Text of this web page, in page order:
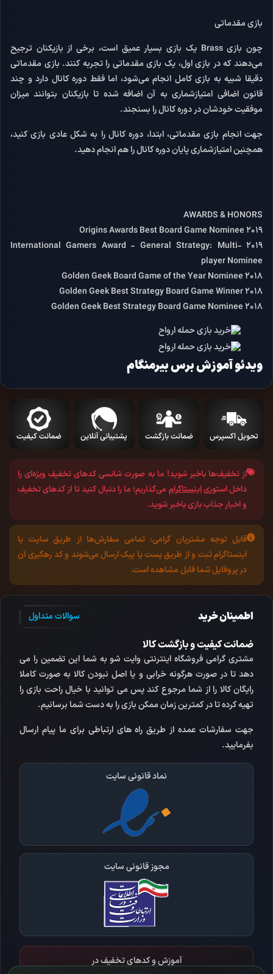
بازی مقدماتی
چون بازی Brass یک بازی بسیار عمیق است، برخی از بازیکنان ترجیح
می‌دهند که در بازی اول، یک بازی مقدماتی را تجربه کنند. بازی مقدماتی
دقیقا شبیه به بازی کامل انجام می‌شود، اما فقط دوره کانال دارد و چند
قانون اضافی امتیازشماری به آن اضافه شده تا بازیکنان بتوانند میزان
موفقیت خودشان در دوره کانال را بسنجند.
جهت انجام بازی مقدماتی، ابتدا، دوره کانال را به شکل عادی بازی کنید،
همچنین امتیازشماری پایان دوره کانال را هم انجام دهید.
AWARDS & HONORS
2019 Origins Awards Best Board Game Nominee
2019 International Gamers Award - General Strategy: Multi-
player Nominee
2018 Golden Geek Board Game of the Year Nominee
2018 Golden Geek Best Strategy Board Game Winner
2018 Golden Geek Best Strategy Board Game Nominee
ویدئو آموزش برس بیرمنگام
تحویل اکسپرس ضمانت بازگشت پشتیبانی آنلاین ضمانت کیفیت
از تخفیف‌ها باخبر شوید! ما به صورت شانسی کد‌های تخفیف ویژه‌ای را
داخل استوریاینستاگرام می‌گذاریم؛ ما را دنبال کنید تا از کد‌های تخفیف
و اخبار جذاب بازی باخبر شوید.
قابل توجه مشتریان گرامی: تمامی سفارش‌ها از طریق سایت یا
اینستاگرام ثبت و از طریق پست یا پیک ارسال می‌شوند و کد رهگیری آن
در پروفایل شما قابل مشاهده است.
اطمینان خرید سوالات متداول
ضمانت کیفیت و بازگشت کالا
مشتری گرامی فروشگاه اینترنتی وایت شو به شما این تضمین را می
دهد تا در صورت هرگونه خرابی و یا اصل نبودن کالا به صورت کاملا
رایگان کالا را از شما مرجوع کند پس می توانید با خیال راحت بازی را
تهیه کرده تا در کمترین زمان ممکن بازی را به دست شما برسانیم.
جهت سفارشات عمده از طریق راه های ارتباطی برای ما پیام ارسال
بفرمایید.
نماد قانونی سایت
مجوز قانونی سایت
آموزش و کدهای تخفیف در